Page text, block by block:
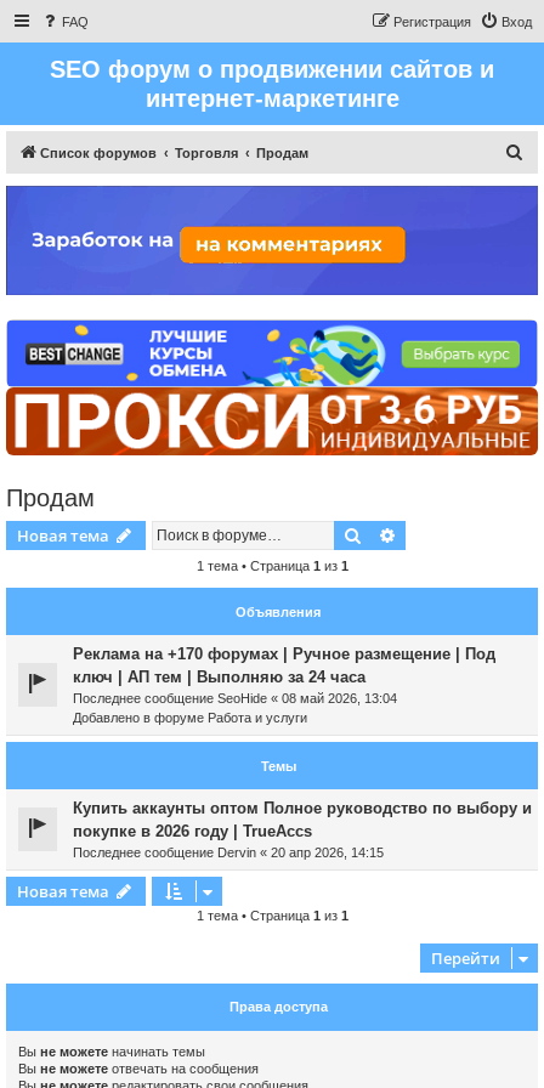
FAQ Вход
Регистрация
SEO форум о продвижении сайтов и
интернет-маркетинге
Список форумов Торговля Продам
Продам
Новая тема Поиск
1 тема • Страница 1 из 1
Объявления
Реклама на +170 форумах | Ручное размещение | Под
ключ | АП тем | Выполняю за 24 часа
Последнее сообщение SeoHide « 08 май 2026, 13:04
Добавлено в форуме Работа и услуги
Темы
Купить аккаунты оптом Полное руководство по выбору и
покупке в 2026 году | TrueAccs
Последнее сообщение Dervin « 20 апр 2026, 14:15
Новая тема
1 тема • Страница 1 из 1
Перейти
Права доступа
Вы не можете начинать темы
Вы не можете отвечать на сообщения